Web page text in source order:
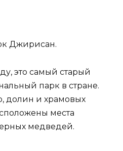
Джирисан.
это самый старый
парк в стране.
долин и храмовых
места
медведей.